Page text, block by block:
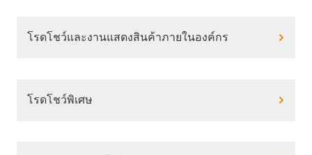
โรดโชว์และงานแสดงสินค้าภายในองค์กร
โรดโชว์พิเศษ